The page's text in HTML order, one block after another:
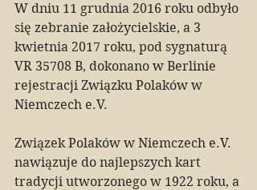
W dniu 11 grudnia 2016 roku odbyło
się zebranie założycielskie, a 3
kwietnia 2017 roku, pod sygnaturą
VR 35708 B, dokonano w Berlinie
rejestracji Związku Polaków w
Niemczech e.V.
Związek Polaków w Niemczech e.V.
nawiązuje do najlepszych kart
tradycji utworzonego w 1922 roku, a